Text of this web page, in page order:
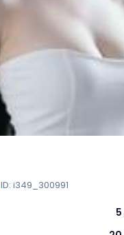
ID: i349_300991
5